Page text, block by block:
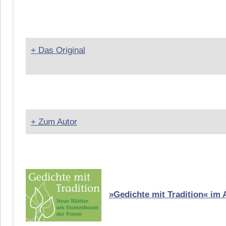
+ Das Original
+ Zum Autor
»Gedichte mit Tradition« im